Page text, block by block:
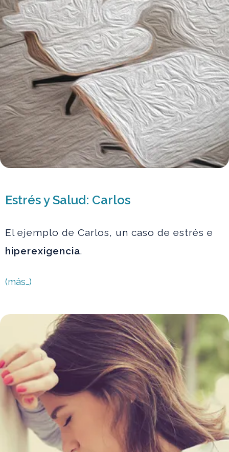
Estrés y Salud: Carlos
El ejemplo de Carlos, un caso de estrés e
hiperexigencia.
(más…)